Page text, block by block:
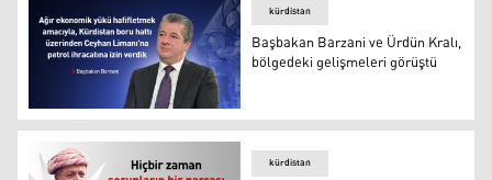
Başbakan Barzani ve Ürdün Kralı, bölgedeki
kürdistan
Başbakan Barzani ve Ürdün Kralı,
bölgedeki gelişmeleri görüştü
kürdistan